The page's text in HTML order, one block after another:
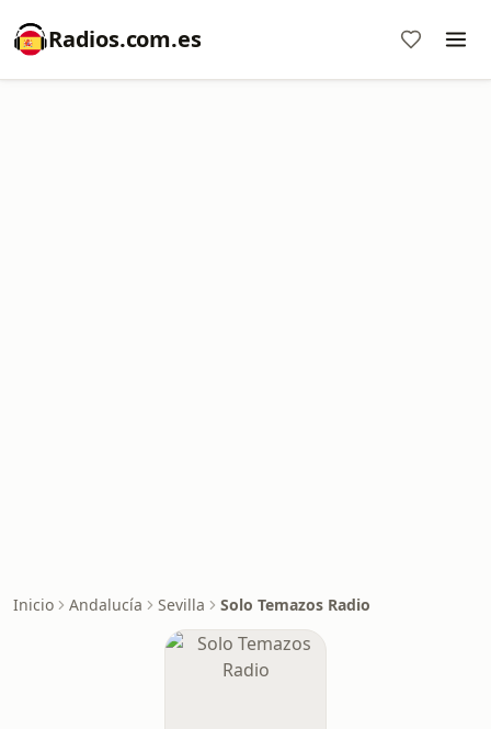
Radios.com.es
Inicio Andalucía Sevilla Solo Temazos Radio